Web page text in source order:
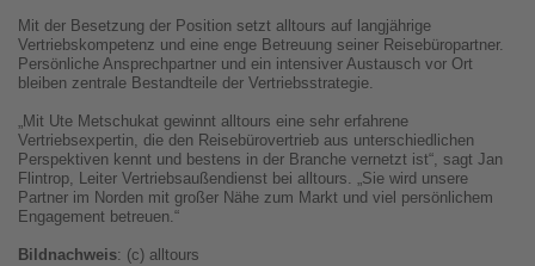
Mit der Besetzung der Position setzt alltours auf langjährige
Vertriebskompetenz und eine enge Betreuung seiner Reisebüropartner.
Persönliche Ansprechpartner und ein intensiver Austausch vor Ort
bleiben zentrale Bestandteile der Vertriebsstrategie.
„Mit Ute Metschukat gewinnt alltours eine sehr erfahrene
Vertriebsexpertin, die den Reisebürovertrieb aus unterschiedlichen
Perspektiven kennt und bestens in der Branche vernetzt ist“, sagt Jan
Flintrop, Leiter Vertriebsaußendienst bei alltours. „Sie wird unsere
Partner im Norden mit großer Nähe zum Markt und viel persönlichem
Engagement betreuen.“
Bildnachweis: (c) alltours